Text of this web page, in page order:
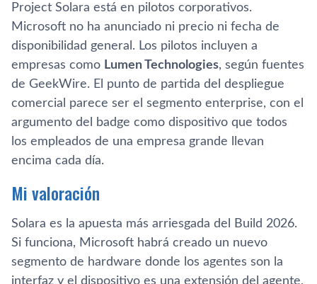
Project Solara está en pilotos corporativos.
Microsoft no ha anunciado ni precio ni fecha de
disponibilidad general. Los pilotos incluyen a
empresas como Lumen Technologies, según fuentes
de GeekWire. El punto de partida del despliegue
comercial parece ser el segmento enterprise, con el
argumento del badge como dispositivo que todos
los empleados de una empresa grande llevan
encima cada día.
Mi valoración
Solara es la apuesta más arriesgada del Build 2026.
Si funciona, Microsoft habrá creado un nuevo
segmento de hardware donde los agentes son la
interfaz y el dispositivo es una extensión del agente,